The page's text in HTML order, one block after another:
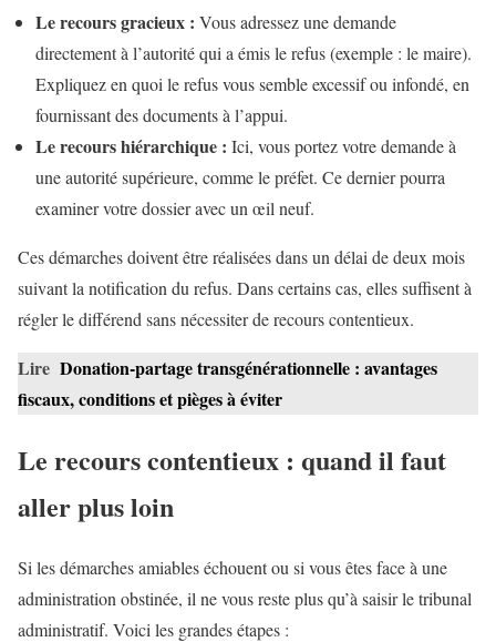
Le recours gracieux : Vous adressez une demande
directement à l’autorité qui a émis le refus (exemple : le maire).
Expliquez en quoi le refus vous semble excessif ou infondé, en
fournissant des documents à l’appui.
Le recours hiérarchique : Ici, vous portez votre demande à
une autorité supérieure, comme le préfet. Ce dernier pourra
examiner votre dossier avec un œil neuf.
Ces démarches doivent être réalisées dans un délai de deux mois
suivant la notification du refus. Dans certains cas, elles suffisent à
régler le différend sans nécessiter de recours contentieux.
Lire Donation-partage transgénérationnelle : avantages
fiscaux, conditions et pièges à éviter
Le recours contentieux : quand il faut
aller plus loin
Si les démarches amiables échouent ou si vous êtes face à une
administration obstinée, il ne vous reste plus qu’à saisir le tribunal
administratif. Voici les grandes étapes :